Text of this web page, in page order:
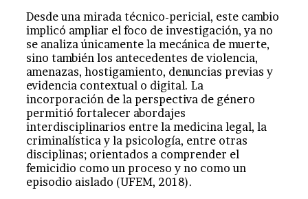
Desde una mirada técnico-pericial, este cambio
implicó ampliar el foco de investigación, ya no
se analiza únicamente la mecánica de muerte,
sino también los antecedentes de violencia,
amenazas, hostigamiento, denuncias previas y
evidencia contextual o digital. La
incorporación de la perspectiva de género
permitió fortalecer abordajes
interdisciplinarios entre la medicina legal, la
criminalística y la psicología, entre otras
disciplinas; orientados a comprender el
femicidio como un proceso y no como un
episodio aislado (UFEM, 2018).